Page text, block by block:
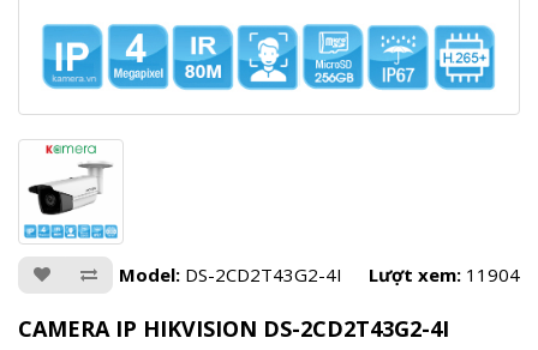
Model: DS-2CD2T43G2-4I Lượt xem: 11904
CAMERA IP HIKVISION DS-2CD2T43G2-4I